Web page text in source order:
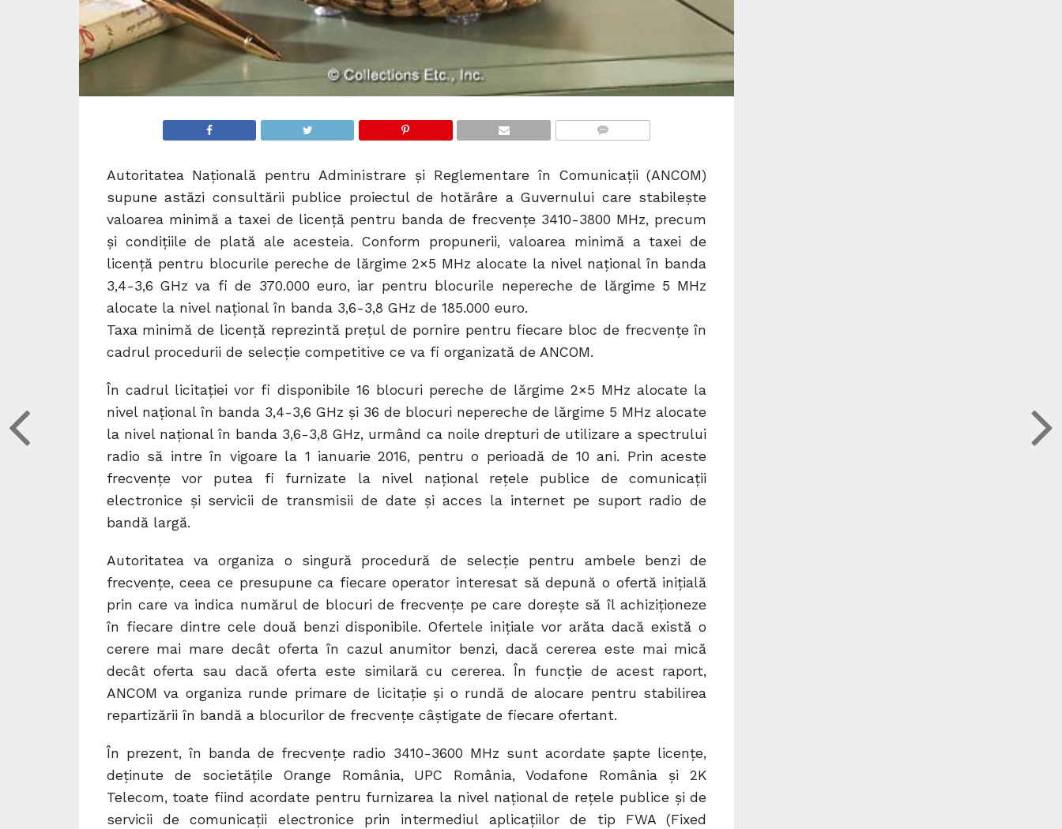
Autoritatea Naţională pentru Administrare şi Reglementare în Comunicaţii (ANCOM)
supune astăzi consultării publice proiectul de hotărâre a Guvernului care stabilește
valoarea minimă a taxei de licenţă pentru banda de frecvenţe 3410-3800 MHz, precum
şi condiţiile de plată ale acesteia. Conform propunerii, valoarea minimă a taxei de
licenţă pentru blocurile pereche de lărgime 2×5 MHz alocate la nivel naţional în banda
3,4-3,6 GHz va fi de 370.000 euro, iar pentru blocurile nepereche de lărgime 5 MHz
alocate la nivel naţional în banda 3,6-3,8 GHz de 185.000 euro.
Taxa minimă de licenţă reprezintă preţul de pornire pentru fiecare bloc de frecvențe în
cadrul procedurii de selecţie competitive ce va fi organizată de ANCOM.
În cadrul licitației vor fi disponibile 16 blocuri pereche de lărgime 2×5 MHz alocate la
nivel naţional în banda 3,4-3,6 GHz și 36 de blocuri nepereche de lărgime 5 MHz alocate
la nivel naţional în banda 3,6-3,8 GHz, urmând ca noile drepturi de utilizare a spectrului
radio să intre în vigoare la 1 ianuarie 2016, pentru o perioadă de 10 ani. Prin aceste
frecvențe vor putea fi furnizate la nivel naţional rețele publice de comunicații
electronice și servicii de transmisii de date şi acces la internet pe suport radio de
bandă largă.
Autoritatea va organiza o singură procedură de selecţie pentru ambele benzi de
frecvenţe, ceea ce presupune ca fiecare operator interesat să depună o ofertă iniţială
prin care va indica numărul de blocuri de frecvențe pe care doreşte să îl achiziţioneze
în fiecare dintre cele două benzi disponibile. Ofertele iniţiale vor arăta dacă există o
cerere mai mare decât oferta în cazul anumitor benzi, dacă cererea este mai mică
decât oferta sau dacă oferta este similară cu cererea. În funcție de acest raport,
ANCOM va organiza runde primare de licitație și o rundă de alocare pentru stabilirea
repartizării în bandă a blocurilor de frecvențe câștigate de fiecare ofertant.
În prezent, în banda de frecvenţe radio 3410-3600 MHz sunt acordate şapte licenţe,
deținute de societăţile Orange România, UPC România, Vodafone România şi 2K
Telecom, toate fiind acordate pentru furnizarea la nivel naţional de reţele publice şi de
servicii de comunicaţii electronice prin intermediul aplicaţiilor de tip FWA (Fixed